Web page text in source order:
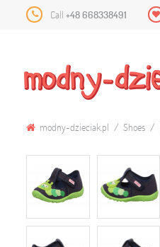
Call +48 668338491
modny-dzieciak.pl Shoes